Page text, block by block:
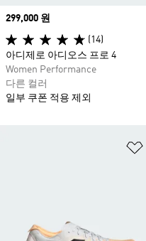
Price
299,000 원
(14)
아디제로 아디오스 프로 4
Women Performance
다른 컬러
일부 쿠폰 적용 제외